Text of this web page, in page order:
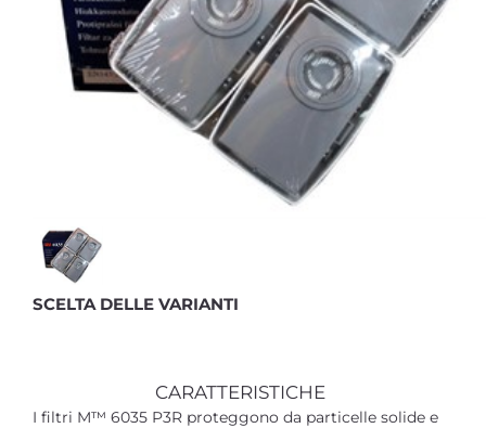
SCELTA DELLE VARIANTI
CARATTERISTICHE
I filtri M™ 6035 P3R proteggono da particelle solide e